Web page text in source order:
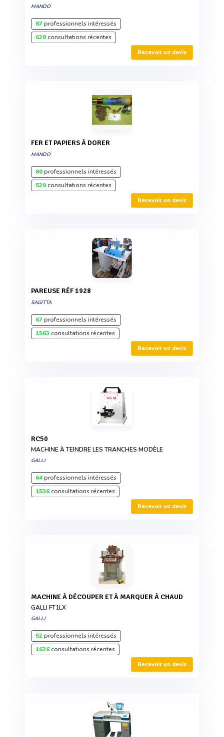
MANDO
87professionnels intéressés
628consultations récentes
Recevoir un devis
FER ET PAPIERS À DORER
MANDO
80professionnels intéressés
529consultations récentes
Recevoir un devis
PAREUSE RÉF 1928
SAGITTA
67professionnels intéressés
1563 consultations récentes
Recevoir un devis
RC50
MACHINE À TEINDRE LES TRANCHES MODÈLE
GALLI
64professionnels intéressés
1536consultations récentes
Recevoir un devis
MACHINE À DÉCOUPER ET À MARQUER À CHAUD
GALLI FT1LX
GALLI
52professionnels intéressés
1626consultations récentes
Recevoir un devis